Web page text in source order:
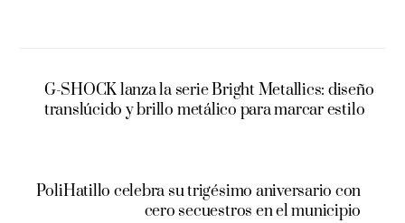
G-SHOCK lanza la serie Bright Metallics: diseño
translúcido y brillo metálico para marcar estilo
PoliHatillo celebra su trigésimo aniversario con
cero secuestros en el municipio